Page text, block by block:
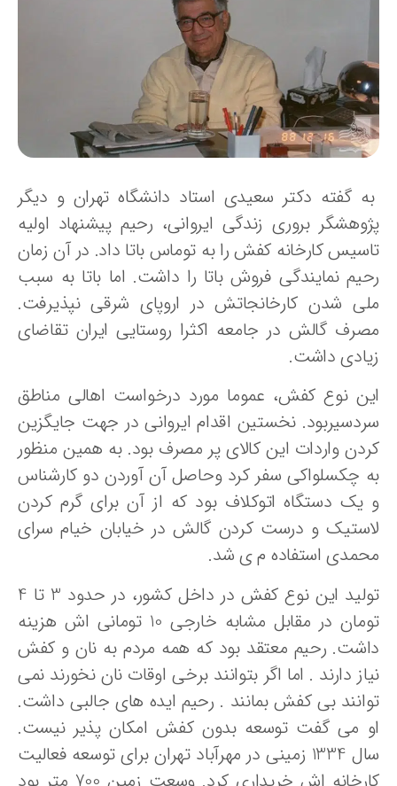
گفته دکتر سعیدی استاد دانشگاه تهران و دیگر
بروری زندگی ایروانی، رحیم پیشنهاد اولیه
کارخانه کفش را به توماس باتا داد. در آن زمان
نمایندگی فروش باتا را داشت. اما باتا به سبب
شدن کارخانجاتش در اروپای شرقی نپذیرفت.
گالش در جامعه اکثرا روستایی ایران تقاضای
داشت.
نوع کفش، عموما مورد درخواست اهالی مناطق
نخستین اقدام ایروانی در جهت جایگزین
واردات این کالای پر مصرف بود. به همین منظور
چکسلواکی سفر کرد وحاصل آن آوردن دو کارشناس
یک دستگاه اتوکلاف بود که از آن برای گرم کردن
و درست کردن گالش در خیابان خیام سرای
استفاده م ی شد.
تولید این نوع کفش در داخل کشور، در حدود 3 تا 4
تومان در مقابل مشابه خارجی 10 تومانی اش هزینه
رحیم معتقد بود که همه مردم به نان و کفش
دارند . اما اگر بتوانند برخی اوقات نان نخورند نمی
بی کفش بمانند . رحیم ایده های جالبی داشت.
می گفت توسعه بدون کفش امکان پذیر نیست.
سال 1334 زمینی در مهرآباد تهران برای توسعه فعالیت